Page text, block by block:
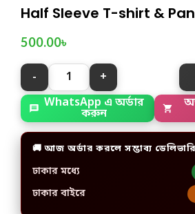
Half Sleeve T-shirt &
500.00৳
WhatsApp এ অর্ডার
করুন
🚚 আজ অর্ডার করলে সম্ভাব্য ডেলিভারি
ঢাকার মধ্যে
ঢাকার বাইরে